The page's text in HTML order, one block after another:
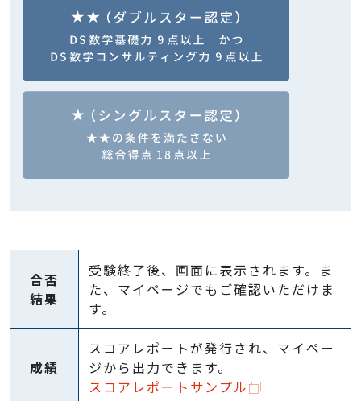
合否
結果
受験終了後、画面に表示されます。ま
た、マイページでもご確認いただけま
す。
成績
スコアレポートが発行され、マイペー
ジから出力できます。
スコアレポートサンプル